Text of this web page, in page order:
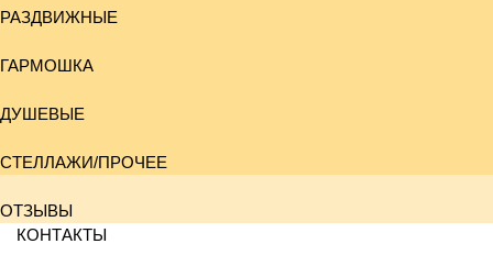
РАЗДВИЖНЫЕ
ГАРМОШКА
ДУШЕВЫЕ
СТЕЛЛАЖИ/ПРОЧЕЕ
ОТЗЫВЫ
КОНТАКТЫ